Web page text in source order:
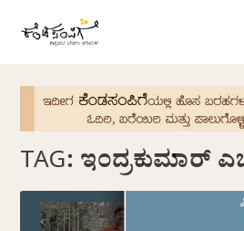
TAG: ಇಂದ್ರಕುಮಾರ್